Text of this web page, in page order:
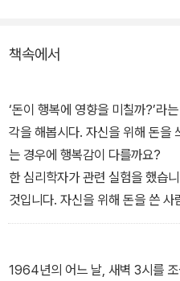
인간의 생활에 최적화된 공간인지
구체적으로 1장에서는 행복의 개
가 될 수 있는 방법을 살펴보고, 2
을 이해하고 인간과 자연의 올바
서는 산업화와 정보화 등 사회 변
책속에서
‘돈이 행복에 영향을 미칠까?’라
각을 해봅시다. 자신을 위해 돈을
는 경우에 행복감이 다를까요?
한 심리학자가 관련 실험을 했습
것입니다. 자신을 위해 돈을 쓴
쓴 사람들이 행복감을 더 많이 느
뉴스에서 들리는 소식은 어떤가
1964년의 어느 날, 새벽 3시를